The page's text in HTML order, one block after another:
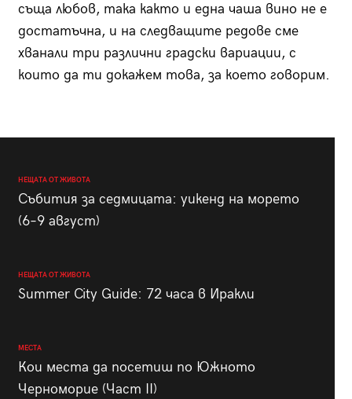
съща любов, така както и една чаша вино не е
достатъчна, и на следващите редове сме
хванали три различни градски вариации, с
които да ти докажем това, за което говорим.
НЕЩАТА ОТ ЖИВОТА
Събития за седмицата: уикенд на морето
(6–9 август)
НЕЩАТА ОТ ЖИВОТА
Summer City Guide: 72 часа в Иракли
МЕСТА
Кои места да посетиш по Южното
Черноморие (Част II)